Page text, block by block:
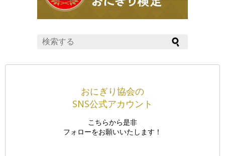
おにぎり協会の
SNS公式アカウント
こちらから是非
フォローをお願いいたします！